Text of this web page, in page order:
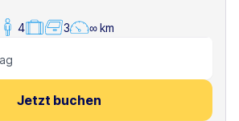
4 3 ∞ km
Jetzt buchen